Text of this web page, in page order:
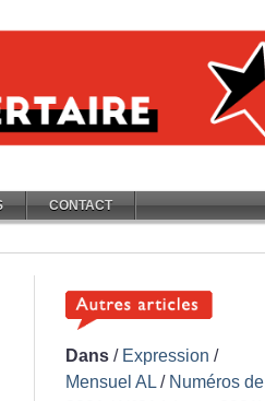
CONTACT
Dans / Expression /
Mensuel AL / Numéros de